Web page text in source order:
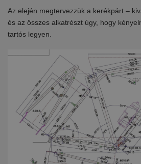
Az elején megtervezzük a kerékpárt –
és az összes alkatrészt úgy, hogy
tartós legyen.